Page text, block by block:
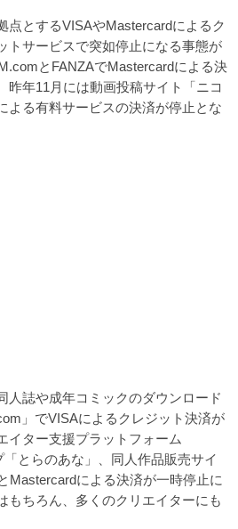
とするVISAやMastercardによるク
トサービスで突如停止になる事態が
とFANZAでMastercardによる決
昨年11月には動画投稿サイト「ニコ
よる有料サービスの決済が停止とな
誌や成年コミックのダウンロード
」でVISAによるクレジット決済が
イター支援プラットフォーム
「とらのあな」、同人作品販売サイ
Mastercardによる決済が一時停止に
もちろん、多くのクリエイターにも